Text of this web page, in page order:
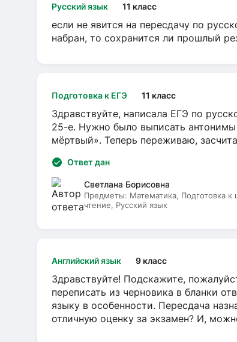
Русский язык 11 класс
если не явится на пересдачу по
набран, то сохранится ли прошлый
Подготовка к ЕГЭ 11 класс
Здравствуйте, написала ЕГЭ по
25-е. Нужно было выписать
мёртвый». Теперь переживаю,
Ответ дан
Светлана Борисовна
Предметы: Математика, Подготовка
чтение, Русский язык
Английский язык 9 класс
Здравствуйте! Подскажите,
переписать из черновика в бланки
языку в особенности. Пересдача
отличную оценку за экзамен? И,